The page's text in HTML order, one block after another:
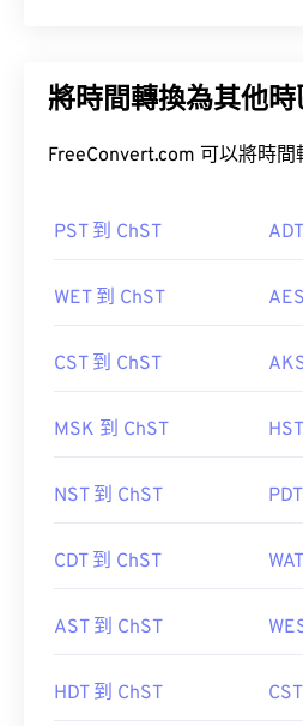
將時間轉換為其他時
FreeConvert.com 可以將時間
PST 到 ChST
WET 到 ChST
CST 到 ChST
MSK 到 ChST
NST 到 ChST
CDT 到 ChST
AST 到 ChST
HDT 到 ChST